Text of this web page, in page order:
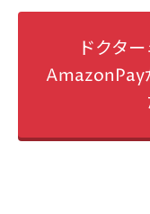
ドクタ
AmazonPay